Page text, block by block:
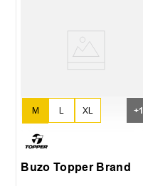
M L XL
XXL
+1
Buzo Topper Brand